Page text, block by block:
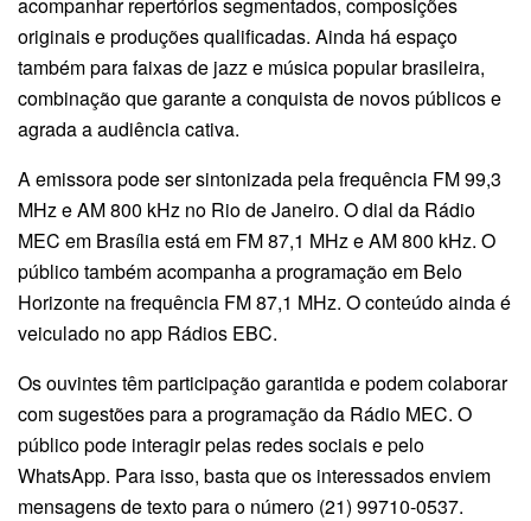
originais e produções qualificadas. Ainda há espaço
também para faixas de jazz e música popular brasileira,
combinação que garante a conquista de novos públicos e
agrada a audiência cativa.
A emissora pode ser sintonizada pela frequência FM 99,3
MHz e AM 800 kHz no Rio de Janeiro. O dial da Rádio
MEC em Brasília está em FM 87,1 MHz e AM 800 kHz. O
público também acompanha a programação em Belo
Horizonte na frequência FM 87,1 MHz. O conteúdo ainda é
veiculado no app Rádios EBC.
Os ouvintes têm participação garantida e podem colaborar
com sugestões para a programação da Rádio MEC. O
público pode interagir pelas redes sociais e pelo
WhatsApp. Para isso, basta que os interessados enviem
mensagens de texto para o número (21) 99710-0537.